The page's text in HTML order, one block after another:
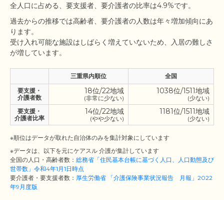
過去からの推移では高齢者、要介護者の人数は年々増加傾向にあ
ります。
受け入れ可能な施設はしばらく増えていないため、入居の難しさ
三重県内順位
全国
要支援・
介護者数
18位/22地域
(非常に少ない)
1038位/1511地域
(少ない)
要支援・
介護者比率
14位/22地域
(やや少ない)
1181位/1511地域
(少ない)
※順位はデータが取れた自治体のみを集計対象にしています
※データは、以下を元にケアスル 介護が集計しています
全国の人口・高齢者数： 総務省「住民基本台帳に基づく人口、人口動態及び
世帯数」令和4年1月1日時点
要介護者・要支援者数： 厚生労働省 「介護保険事業状況報告 月報」2022
年9月度版